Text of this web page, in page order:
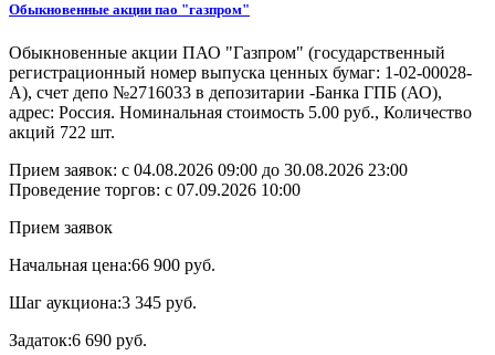
Обыкновенные акции пао "газпром"
Обыкновенные акции ПАО "Газпром" (государственный
регистрационный номер выпуска ценных бумаг: 1-02-00028-
А), счет депо №2716033 в депозитарии -Банка ГПБ (АО),
адрес: Россия. Номинальная стоимость 5.00 руб., Количество
акций 722 шт.
Прием заявок: с 04.08.2026 09:00 до 30.08.2026 23:00
Проведение торгов: с 07.09.2026 10:00
Прием заявок
Начальная цена:66 900 руб.
Шаг аукциона:3 345 руб.
Задаток:6 690 руб.